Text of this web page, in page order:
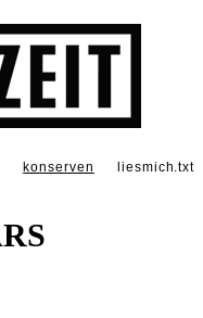
konserven liesmich.txt